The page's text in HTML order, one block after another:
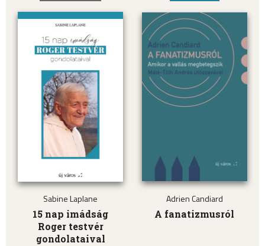
Sabine Laplane
15 nap imádság
Roger testvér
gondolataival
Adrien Candiard
A fanatizmusról